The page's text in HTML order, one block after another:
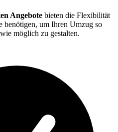
Angebote bieten die Flexibilität
benötigen, um Ihren Umzug so
möglich zu gestalten.